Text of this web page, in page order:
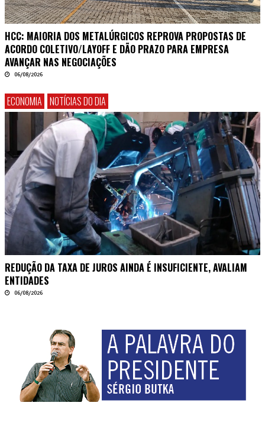
HCC: MAIORIA DOS METALÚRGICOS REPROVA PROPOSTAS DE
ACORDO COLETIVO/LAYOFF E DÃO PRAZO PARA EMPRESA
AVANÇAR NAS NEGOCIAÇÕES
06/08/2026
ECONOMIA NOTÍCIAS DO DIA
REDUÇÃO DA TAXA DE JUROS AINDA É INSUFICIENTE, AVALIAM
ENTIDADES
06/08/2026